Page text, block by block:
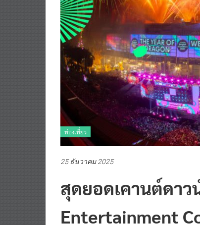
ท่องเที่ยว
สุดยอดเคานต์ดาว
Entertainment